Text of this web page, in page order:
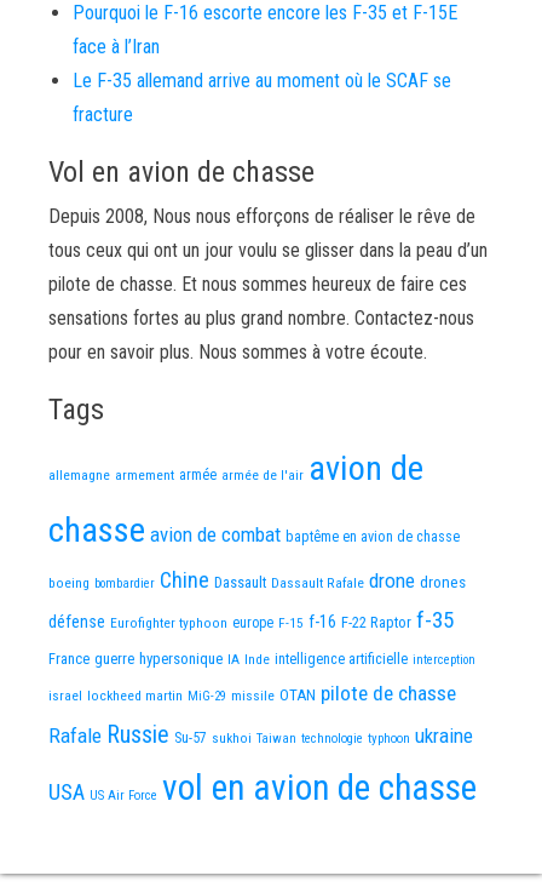
Pourquoi le F-16 escorte encore les F-35 et F-15E
face à l’Iran
Le F-35 allemand arrive au moment où le SCAF se
fracture
Vol en avion de chasse
Depuis 2008, Nous nous efforçons de réaliser le rêve de
tous ceux qui ont un jour voulu se glisser dans la peau d’un
pilote de chasse. Et nous sommes heureux de faire ces
sensations fortes au plus grand nombre. Contactez-nous
pour en savoir plus. Nous sommes à votre écoute.
Tags
allemagne armement armée armée de l'air avion de
chasse avion de combat baptême en avion de chasse
boeing bombardier Chine Dassault Dassault Rafale drone drones
défense Eurofighter typhoon europe F-15 f-16 F-22 Raptor f-35
France guerre hypersonique IA Inde intelligence artificielle interception
israel lockheed martin MiG-29 missile OTAN pilote de chasse
Rafale Russie Su-57 sukhoi Taiwan technologie typhoon ukraine
USA US Air Force vol en avion de chasse